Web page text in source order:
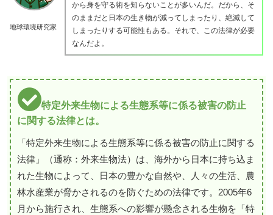
地球環境研究家
から身を守る術を知らないことが多いんだ。だから、そ
のままだと日本の生き物が減ってしまったり、絶滅して
しまったりする可能性もある。それで、この法律が必要
なんだよ。
特定外来生物による生態系等に係る被害の防止
に関する法律とは。
「特定外来生物による生態系等に係る被害の防止に関する
法律」（通称：外来生物法）は、海外から日本に持ち込ま
れた生物によって、日本の豊かな自然や、人々の生活、農
林水産業が脅かされるのを防ぐための法律です。2005年6
月から施行され、生態系への影響が懸念される生物を「特